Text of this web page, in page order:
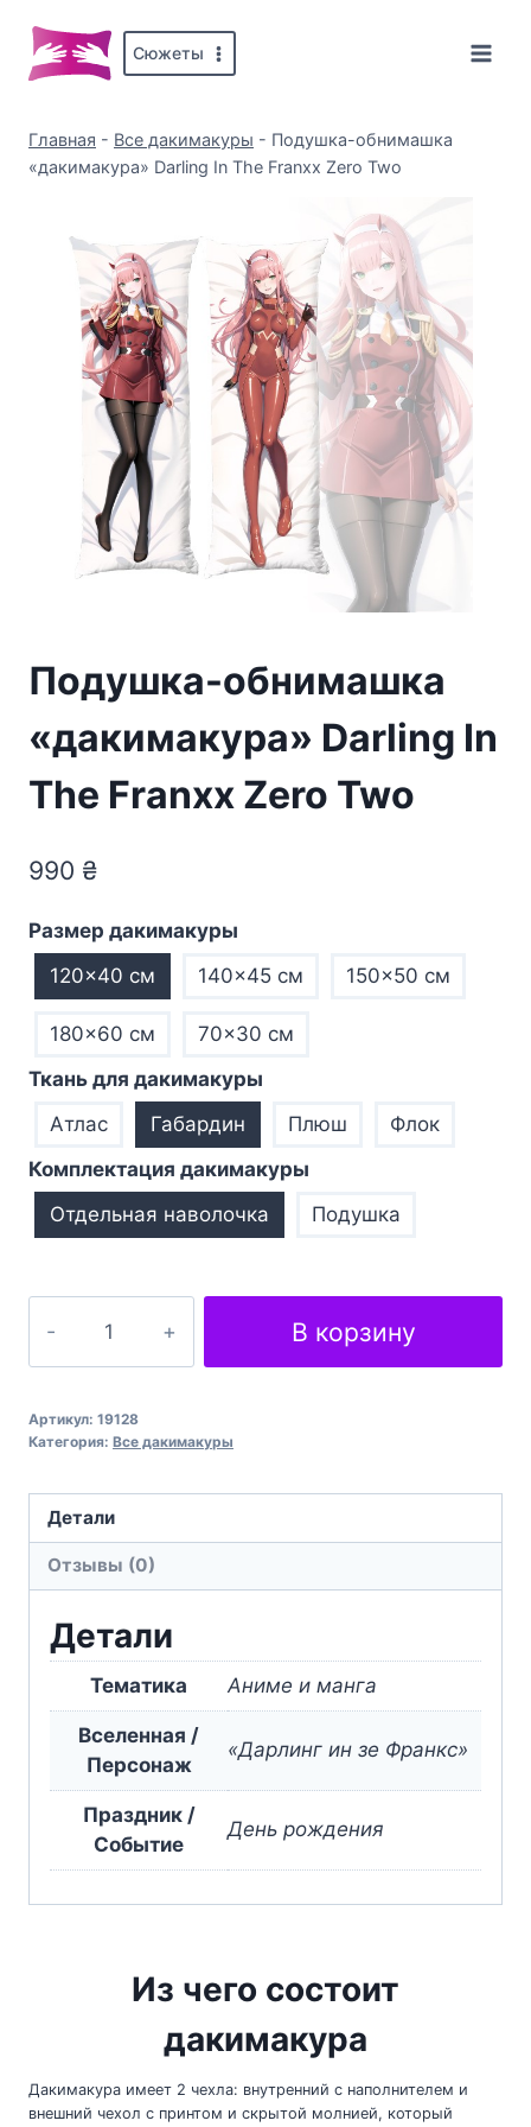
содержимому
Сюжеты
Главная - Все дакимакуры - Подушка-обнимашка
«дакимакура» Darling In The Franxx Zero Two
Подушка-обнимашка
«дакимакура» Darling In
The Franxx Zero Two
990 ₴
Размер дакимакуры
120×40 см
140×45 см 150×50 см
180×60 см
70×30 см
Ткань для дакимакуры
Атлас
Габардин Плюш
Флок
Комплектация дакимакуры
Отдельная наволочка
Подушка
обіймашка
дакімакура
The
Franxx
Two
В корзину
Артикул: 19128
Категория: Все дакимакуры
Детали
Отзывы (0)
Детали
Тематика Аниме и манга
Вселенная /
Персонаж
«Дарлинг ин зе Франкс»
Праздник /
Событие
День рождения
Из чего состоит
дакимакура
Дакимакура имеет 2 чехла: внутренний с наполнителем и
внешний чехол с принтом и скрытой молнией, который